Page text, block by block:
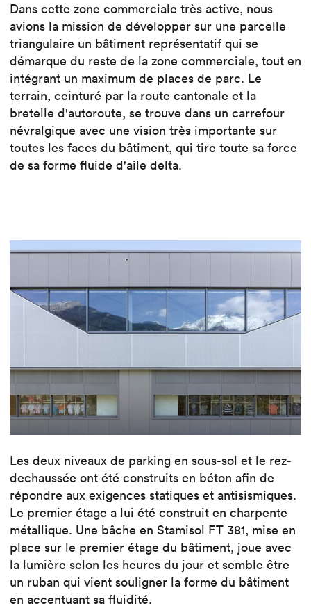
Dans cette zone commerciale très active, nous
avions la mission de développer sur une parcelle
triangulaire un bâtiment représentatif qui se
démarque du reste de la zone commerciale, tout en
intégrant un maximum de places de parc. Le
terrain, ceinturé par la route cantonale et la
bretelle d'autoroute, se trouve dans un carrefour
névralgique avec une vision très importante sur
toutes les faces du bâtiment, qui tire toute sa force
de sa forme fluide d'aile delta.
Les deux niveaux de parking en sous-sol et le rez-
dechaussée ont été construits en béton afin de
répondre aux exigences statiques et antisismiques.
Le premier étage a lui été construit en charpente
métallique. Une bâche en Stamisol FT 381, mise en
place sur le premier étage du bâtiment, joue avec
la lumière selon les heures du jour et semble être
un ruban qui vient souligner la forme du bâtiment
en accentuant sa fluidité.